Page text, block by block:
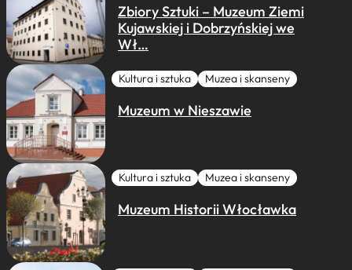
Zbiory Sztuki – Muzeum Ziemi
Kujawskiej i Dobrzyńskiej we
Wł…
Kultura i sztuka Muzea i skanseny
Muzeum w Nieszawie
Kultura i sztuka Muzea i skanseny
Muzeum Historii Włocławka